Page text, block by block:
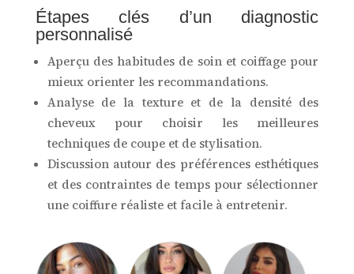
Étapes clés d’un diagnostic
personnalisé
Aperçu des habitudes de soin et coiffage pour
mieux orienter les recommandations.
Analyse de la texture et de la densité des
cheveux pour choisir les meilleures
techniques de coupe et de stylisation.
Discussion autour des préférences esthétiques
et des contraintes de temps pour sélectionner
une coiffure réaliste et facile à entretenir.